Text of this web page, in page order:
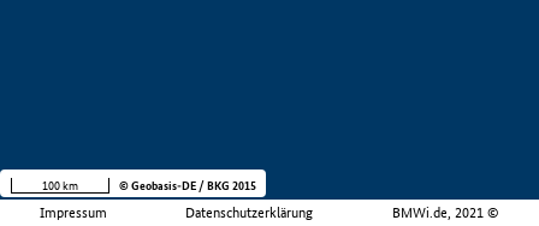
Impressum Datenschutzerklärung BMWi.de, 2021 ©
100 km © Geobasis-DE / BKG 2015